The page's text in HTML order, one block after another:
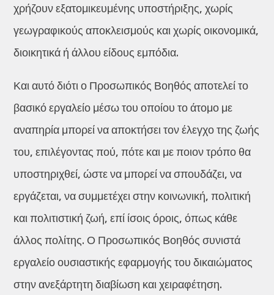
χρήζουν εξατομικευμένης υποστήριξης, χωρίς
γεωγραφικούς αποκλεισμούς και χωρίς οικονομικά,
διοικητικά ή άλλου είδους εμπόδια.
Και αυτό διότι ο Προσωπικός Βοηθός αποτελεί το
βασικό εργαλείο μέσω του οποίου το άτομο με
αναπηρία μπορεί να αποκτήσει τον έλεγχο της ζωής
του, επιλέγοντας πού, πότε και με ποιον τρόπο θα
υποστηριχθεί, ώστε να μπορεί να σπουδάζει, να
εργάζεται, να συμμετέχει στην κοινωνική, πολιτική
και πολιτιστική ζωή, επί ίσοις όροις, όπως κάθε
άλλος πολίτης. Ο Προσωπικός Βοηθός συνιστά
εργαλείο ουσιαστικής εφαρμογής του δικαιώματος
στην ανεξάρτητη διαβίωση και χειραφέτηση.